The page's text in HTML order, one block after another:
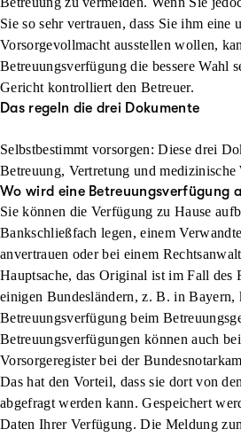
Sie so sehr vertrauen, dass Sie ihm eine
Vorsorgevollmacht ausstellen wollen,
Betreuungsverfügung die bessere Wahl
Gericht kontrolliert den Betreuer.
Das regeln die drei Dokumente
Selbstbestimmt vorsorgen: Diese drei
Betreuung, Vertretung und medizinische
Wo wird eine Betreuungsverfügung
Sie können die Verfügung zu Hause
Bankschließfach legen, einem
anvertrauen oder bei einem
Hauptsache, das Original ist im Fall des
einigen Bundesländern, z. B. in Bayern,
Betreuungsverfügung beim
Betreuungsverfügungen können auch
Vorsorgeregister bei der
Das hat den Vorteil, dass sie dort von
abgefragt werden kann. Gespeichert
Daten Ihrer Verfügung. Die Meldung